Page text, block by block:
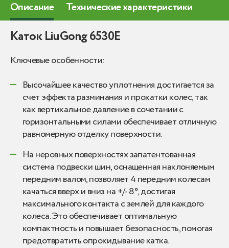
Описание Технические характеристики
Каток LiuGong 6530E
Ключевые особенности:
Высочайшее качество уплотнения достигается за
счет эффекта разминания и прокатки колес, так
как вертикальное давление в сочетании с
горизонтальными силами обеспечивает отличную
равномерную отделку поверхности.
На неровных поверхностях запатентованная
система подвески шин, оснащенная наклоняемым
передним валом, позволяет 4 передним колесам
качаться вверх и вниз на +/- 8°, достигая
максимального контакта с землей для каждого
колеса. Это обеспечивает оптимальную
компактность и повышает безопасность, помогая
предотвратить опрокидывание катка.